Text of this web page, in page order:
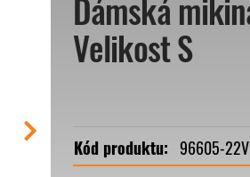
Velikost S
Kód produktu: 96605-